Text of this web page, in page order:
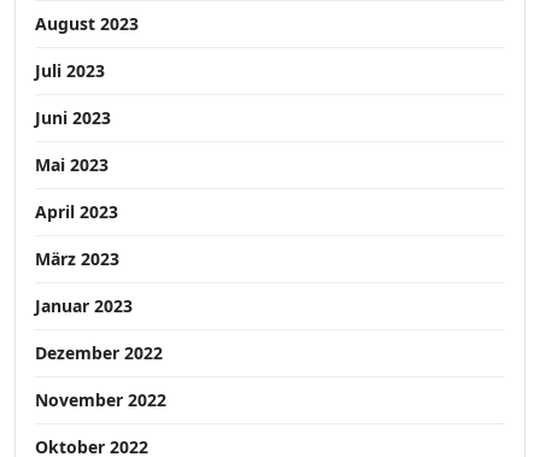
August 2023
Juli 2023
Juni 2023
Mai 2023
April 2023
März 2023
Januar 2023
Dezember 2022
November 2022
Oktober 2022